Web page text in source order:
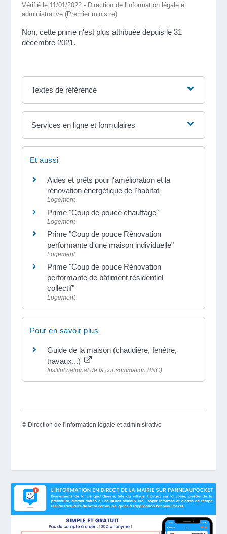
Vérifié le 11/01/2022 - Direction de l'information légale et
administrative (Premier ministre)
Non, cette prime n'est plus attribuée depuis le 31
décembre 2021.
Textes de référence
Services en ligne et formulaires
Et aussi
Aides et prêts pour l'amélioration et la
rénovation énergétique de l'habitat
Logement
Prime "Coup de pouce chauffage"
Logement
Prime "Coup de pouce Rénovation
performante d'une maison individuelle"
Logement
Prime "Coup de pouce Rénovation
performante de bâtiment résidentiel
collectif"
Logement
Pour en savoir plus
Guide de la maison (chaudière, fenêtre,
travaux...)
Institut national de la consommation (INC)
© Direction de l'information légale et administrative